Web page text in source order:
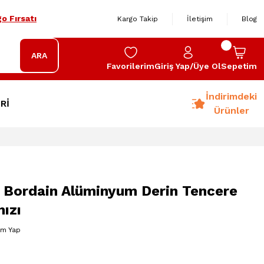
Fırsatı Kargo Takip İletişim Blog
ARA
FavorilerimGiriş Yap/Üye OlSepetim
İndirimdeki
Ürünler
Alüminyum Derin Tencere
Yap